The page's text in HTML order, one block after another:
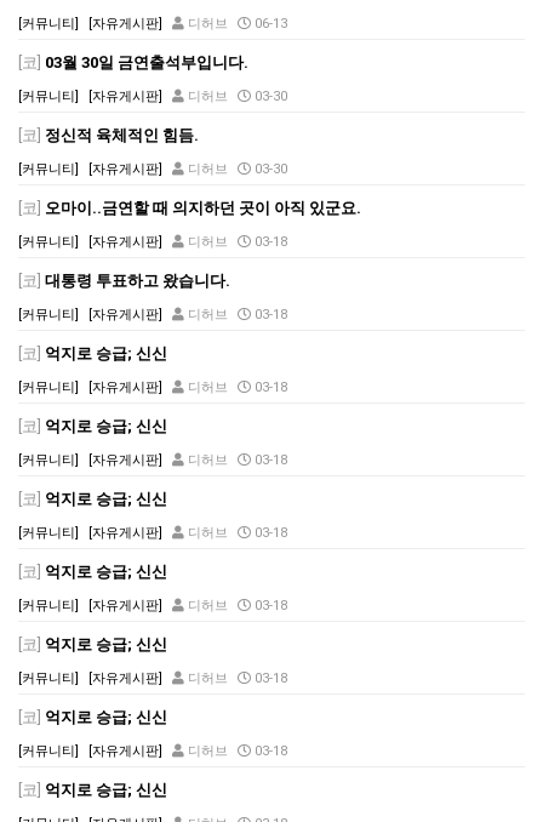
[커뮤니티] [자유게시판] 디허브 06-13
[코] 03월 30일 금연출석부입니다.
[커뮤니티] [자유게시판] 디허브 03-30
[코] 정신적 육체적인 힘듬.
[커뮤니티] [자유게시판] 디허브 03-30
[코] 오마이..금연할 때 의지하던 곳이 아직 있군요.
[커뮤니티] [자유게시판] 디허브 03-18
[코] 대통령 투표하고 왔습니다.
[커뮤니티] [자유게시판] 디허브 03-18
[코] 억지로 승급; 신신
[커뮤니티] [자유게시판] 디허브 03-18
[코] 억지로 승급; 신신
[커뮤니티] [자유게시판] 디허브 03-18
[코] 억지로 승급; 신신
[커뮤니티] [자유게시판] 디허브 03-18
[코] 억지로 승급; 신신
[커뮤니티] [자유게시판] 디허브 03-18
[코] 억지로 승급; 신신
[커뮤니티] [자유게시판] 디허브 03-18
[코] 억지로 승급; 신신
[커뮤니티] [자유게시판] 디허브 03-18
[코] 억지로 승급; 신신